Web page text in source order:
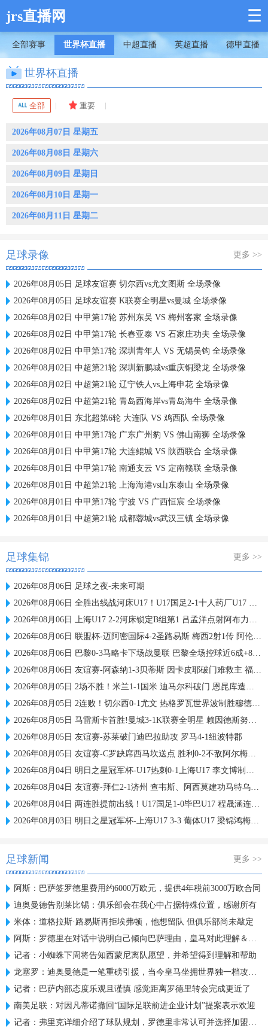
jrs直播网 ☰
全部赛事 世界杯直播 中超直播 英超直播 德甲直播
世界杯直播
2026年08月07日 星期五
2026年08月08日 星期六
2026年08月09日 星期日
2026年08月10日 星期一
2026年08月11日 星期二
足球录像 更多 >>
2026年08月05日 足球友谊赛 切尔西vs尤文图斯 全场录像
2026年08月05日 足球友谊赛 K联赛全明星vs曼城 全场录像
2026年08月02日 中甲第17轮 苏州东吴 VS 梅州客家 全场录像
2026年08月02日 中甲第17轮 长春亚泰 VS 石家庄功夫 全场录像
2026年08月02日 中甲第17轮 深圳青年人 VS 无锡吴钩 全场录像
2026年08月02日 中超第21轮 深圳新鹏城vs重庆铜梁龙 全场录像
2026年08月02日 中超第21轮 辽宁铁人vs上海申花 全场录像
2026年08月02日 中超第21轮 青岛西海岸vs青岛海牛 全场录像
2026年08月01日 东北超第6轮 大连队 VS 鸡西队 全场录像
2026年08月01日 中甲第17轮 广东广州豹 VS 佛山南狮 全场录像
2026年08月01日 中甲第17轮 大连鲲城 VS 陕西联合 全场录像
2026年08月01日 中甲第17轮 南通支云 VS 定南赣联 全场录像
2026年08月01日 中超第21轮 上海海港vs山东泰山 全场录像
2026年08月01日 中甲第17轮 宁波 VS 广西恒宸 全场录像
2026年08月01日 中超第21轮 成都蓉城vs武汉三镇 全场录像
足球集锦 更多 >>
2026年08月06日 足球之夜-未来可期
2026年08月06日 全胜出线战河床U17！U17国足2-1十人药厂U17 赵松源登场1分钟传射
2026年08月06日 上海U17 2-2河床锁定B组第1 吕孟洋点射阿布力米破门 将战A组第2
2026年08月06日 联盟杯-迈阿密国际4-2圣路易斯 梅西2射1传 阿伦助攻戴帽
2026年08月06日 巴黎0-3马略卡下场战曼联 巴黎全场控球近6成+8射3正未果
2026年08月06日 友谊赛-阿森纳1-3贝蒂斯 因卡皮耶破门难救主 福纳尔斯1射2传
2026年08月05日 2场不胜！米兰1-1国米 迪马尔科破门 恩昆库造点+点射拉莫斯登场
2026年08月05日 2连败！切尔西0-1尤文 热格罗瓦世界波制胜穆德里克时隔614天复出
2026年08月05日 马雷斯卡首胜!曼城3-1K联赛全明星 赖因德斯努里破门塞梅尼奥助攻
2026年08月05日 友谊赛-苏莱破门迪巴拉助攻 罗马4-1纽波特郡
2026年08月05日 友谊赛-C罗缺席西马坎送点 胜利0-2不敌阿尔梅里亚
2026年08月04日 明日之星冠军杯-U17热刺0-1上海U17 李文博制胜球
2026年08月04日 友谊赛-拜仁2-1济州 查韦斯、阿西莫建功马特乌斯彩虹过人送助攻
2026年08月04日 两连胜提前出线！U17国足1-0毕巴U17 程晟涵连场破门赵松源中楣
2026年08月03日 明日之星冠军杯-上海U17 3-3 葡体U17 梁锦鸿梅开二度
足球新闻 更多 >>
阿斯：巴萨签罗德里费用约6000万欧元，提供4年税前3000万欧合同
迪奥曼德告别莱比锡：俱乐部会在我心中占据特殊位置，感谢所有
米体：道格拉斯·路易斯再拒埃弗顿，他想留队 但俱乐部尚未敲定
阿斯：罗德里在对话中说明自己倾向巴萨理由，皇马对此理解＆祝好
记者：小蜘蛛下周将告知西蒙尼离队愿望，并希望得到理解和帮助
龙塞罗：迪奥曼德是一笔重磅引援，当今皇马坐拥世界独一档攻击线
记者：巴萨内部态度乐观且谨慎 感觉距离罗德里转会完成更近了
南美足联：对因凡蒂诺撤回“国际足联前进企业计划”提案表示欢迎
记者：弗里克详细介绍了球队规划，罗德里非常认可并选择加盟巴萨